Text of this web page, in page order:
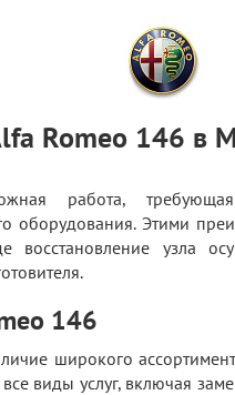
Romeo 146 в
работа,
оборудования. Этими
узла
146
широкого
виды услуг, включая